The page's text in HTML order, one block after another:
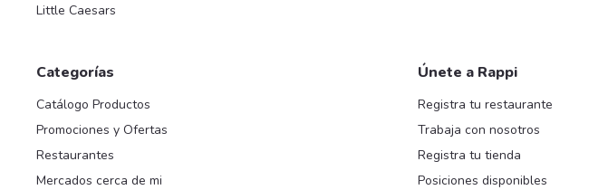
Little Caesars
Categorías
Catálogo Productos
Promociones y Ofertas
Restaurantes
Mercados cerca de mi
Únete a Rappi
Registra tu restaurante
Trabaja con nosotros
Registra tu tienda
Posiciones disponibles